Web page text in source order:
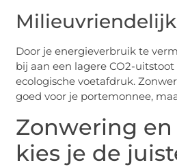
Door je energieverbruik te
bij aan een lagere CO2-
ecologische voetafdruk.
goed voor je portemonnee,
Zonwering en
kies je de